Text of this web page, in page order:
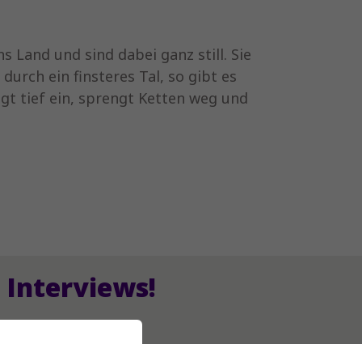
Land und sind dabei ganz still. Sie
ein finsteres Tal, so gibt es
tief ein, sprengt Ketten weg und
Interviews!